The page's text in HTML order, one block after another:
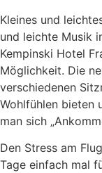
Kleines und
und leichte Musik
Kempinski Hotel
Möglichkeit. Die
verschiedenen
Wohlfühlen bieten
man sich
Den Stress am
Tage einfach mal